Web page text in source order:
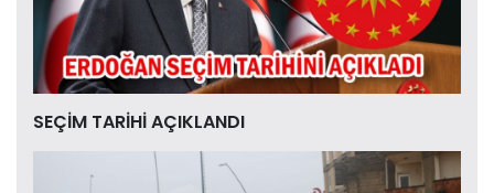
SEÇİM TARİHİ AÇIKLANDI